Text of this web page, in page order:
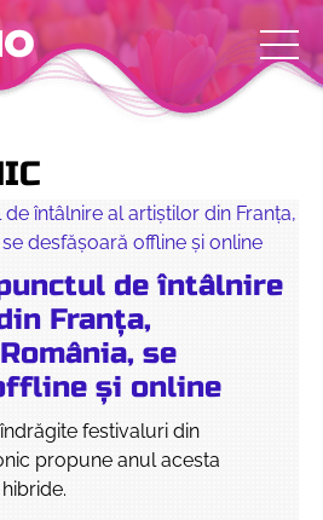
de întâlnire
Franța,
se
și online
festivaluri din
propune anul acesta